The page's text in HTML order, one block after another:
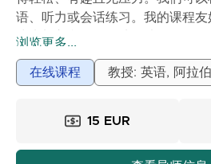
语、听力或会话练习。我的课程友
快来加入我，自信地说法语吧。
浏览更多...
在线课程 教授: 英语, 阿拉伯
15 EUR